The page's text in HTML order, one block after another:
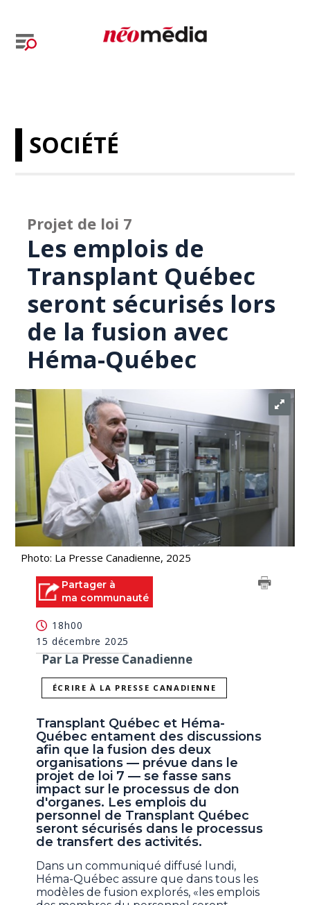
SOCIÉTÉ
Projet de loi 7
Les emplois de
Transplant Québec
seront sécurisés lors
de la fusion avec
Héma-Québec
Photo: La Presse Canadienne, 2025
Partager à
ma communauté
18h00
15 décembre 2025
Par La Presse Canadienne
ÉCRIRE À LA PRESSE CANADIENNE
Transplant Québec et Héma-
Québec entament des discussions
afin que la fusion des deux
organisations — prévue dans le
projet de loi 7 — se fasse sans
impact sur le processus de don
d'organes. Les emplois du
personnel de Transplant Québec
seront sécurisés dans le processus
de transfert des activités.
Dans un communiqué diffusé lundi,
Héma-Québec assure que dans tous les
modèles de fusion explorés, «les emplois